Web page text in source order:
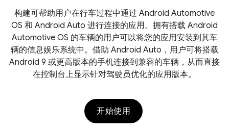
构建可帮助用户在行车过程中通过 Android Automotive
OS 和 Android Auto 进行连接的应用。拥有搭载 Android
Automotive OS 的车辆的用户可以将您的应用安装到其车
辆的信息娱乐系统中。借助 Android Auto，用户可将搭载
Android 9 或更高版本的手机连接到兼容的车辆，从而直接
在控制台上显示针对驾驶员优化的应用版本。
开始使用